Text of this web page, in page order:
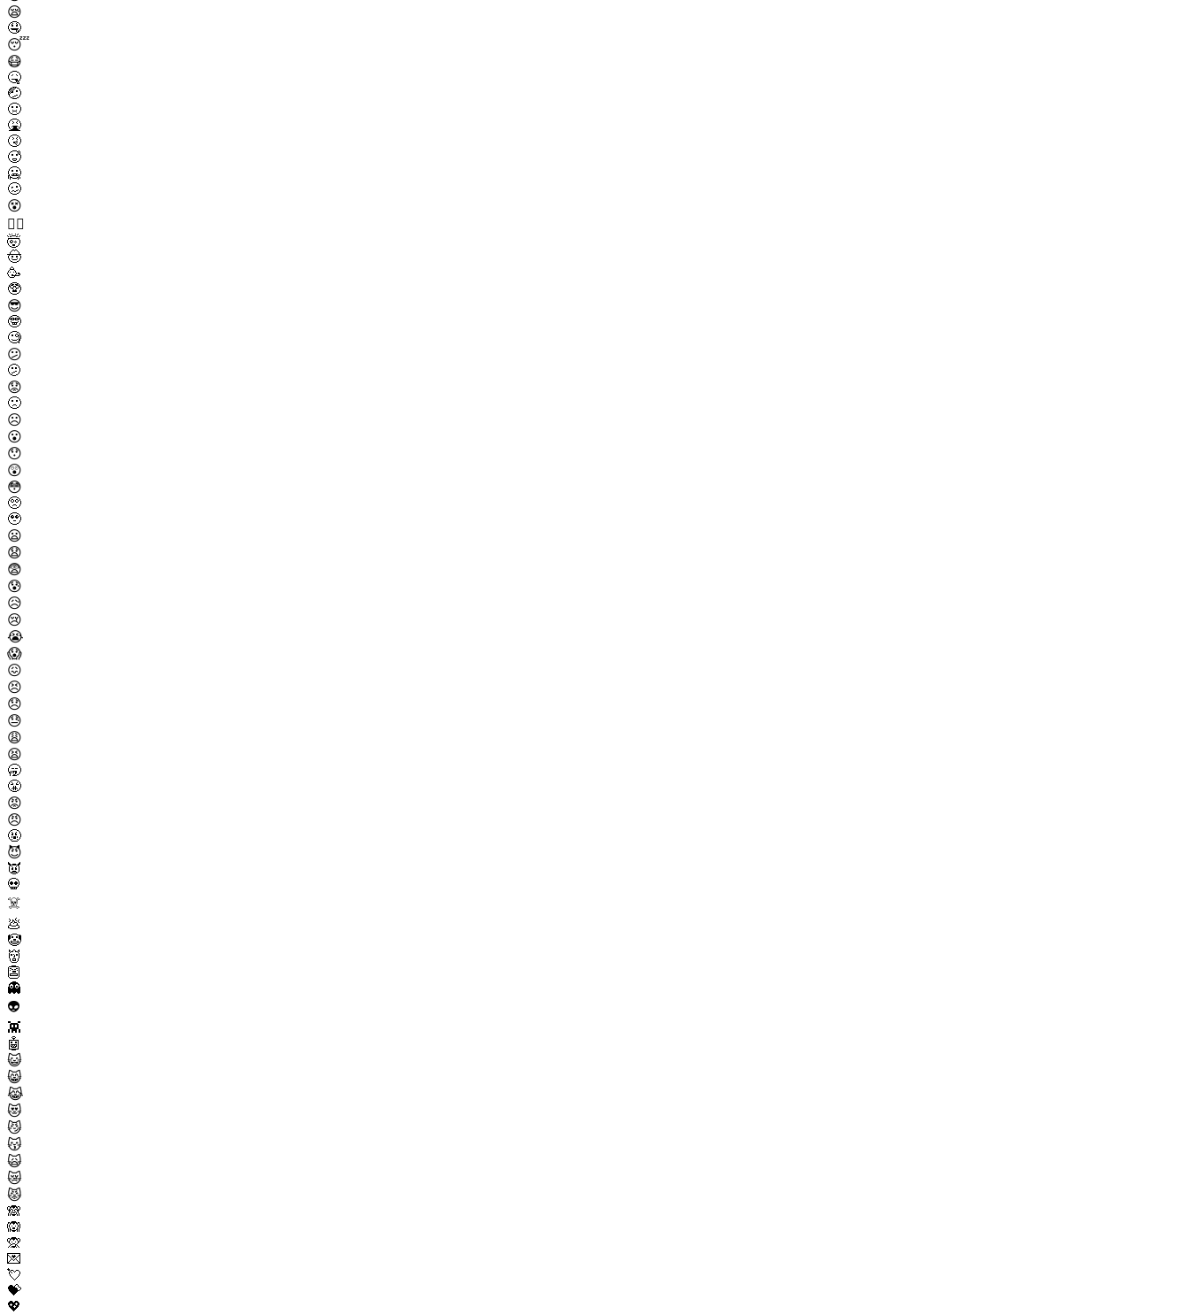
😪
🤤
😴
😷
🤒
🤕
🤢
🤮
🤧
🥵
🥶
🥴
😵
😵‍💫
🤯
🤠
🥳
🥸
😎
🤓
🧐
😕
🫤
😟
🙁
☹️
😮
😯
😲
😳
🥺
🥹
😦
😧
😨
😰
😥
😢
😭
😱
😖
😣
😞
😓
😩
😫
🥱
😤
😡
😠
🤬
😈
👿
💀
☠️
💩
🤡
👹
👺
👻
👽
👾
🤖
😺
😸
😹
😻
😼
😽
🙀
😿
😾
🙈
🙉
🙊
💌
💘
💝
💖